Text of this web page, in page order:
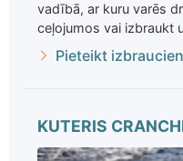
vadībā, ar kuru varēs
ceļojumos vai izbraukt
Pieteikt
KUTERIS